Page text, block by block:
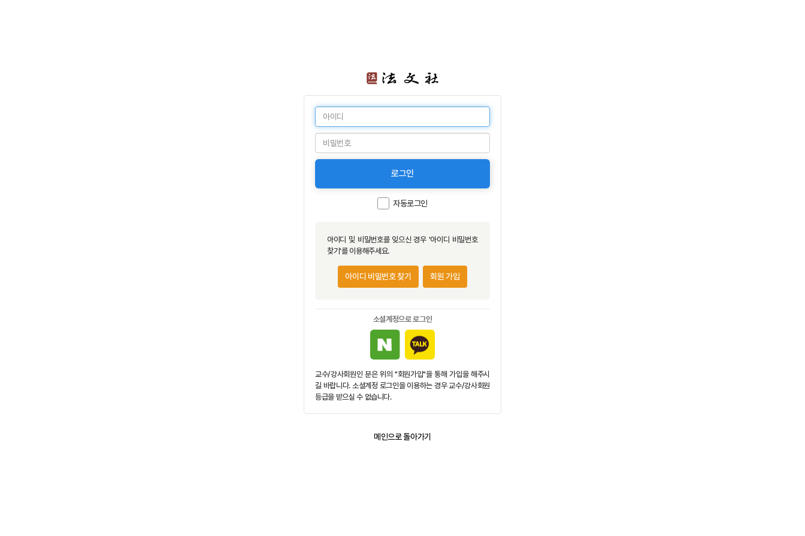
로그인
자동로그인
아이디 및 비밀번호를 잊으신 경우 '아이디 비밀번호
찾기'를 이용해주세요.
아이디 비밀번호 찾기 회원 가입
소셜계정으로 로그인
교수/강사회원인 분은 위의 "회원가입"을 통해 가입을 해주시
길 바랍니다. 소셜계정 로그인을 이용하는 경우 교수/강사회원
등급을 받으실 수 없습니다.
메인으로 돌아가기